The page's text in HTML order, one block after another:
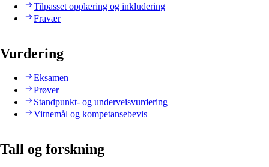
Tilpasset opplæring og inkludering
Fravær
Vurdering
Eksamen
Prøver
Standpunkt- og underveisvurdering
Vitnemål og kompetansebevis
Tall og forskning